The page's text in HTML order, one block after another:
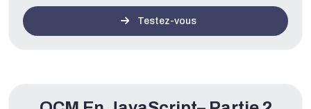
Testez-vous